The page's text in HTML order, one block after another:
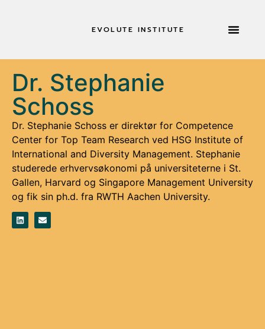
EVOLUTE INSTITUTE
Dr. Stephanie
Schoss
Dr. Stephanie Schoss er direktør for Competence
Center for Top Team Research ved HSG Institute of
International and Diversity Management. Stephanie
studerede erhvervsøkonomi på universiteterne i St.
Gallen, Harvard og Singapore Management University
og fik sin ph.d. fra RWTH Aachen University.